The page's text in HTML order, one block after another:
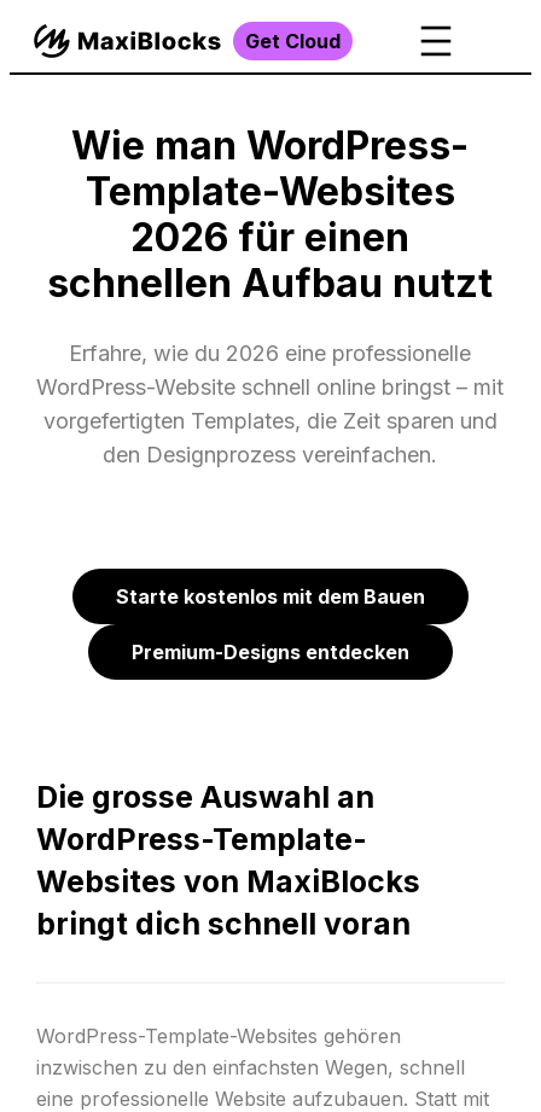
Get Cloud
Wie man WordPress-
Template-Websites
2026 für einen
schnellen Aufbau nutzt
Erfahre, wie du 2026 eine professionelle
WordPress-Website schnell online bringst – mit
vorgefertigten Templates, die Zeit sparen und
den Designprozess vereinfachen.
Starte kostenlos mit dem Bauen
Premium-Designs entdecken
Die grosse Auswahl an
WordPress-Template-
Websites von MaxiBlocks
bringt dich schnell voran
WordPress-Template-Websites gehören
inzwischen zu den einfachsten Wegen, schnell
eine professionelle Website aufzubauen. Statt mit